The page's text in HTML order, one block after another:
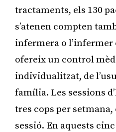
tractaments, els 130
s’atenen compten
infermera o l’infermer
ofereix un control
individualitzat, de
família. Les sessions
tres cops per
sessió. En aquests